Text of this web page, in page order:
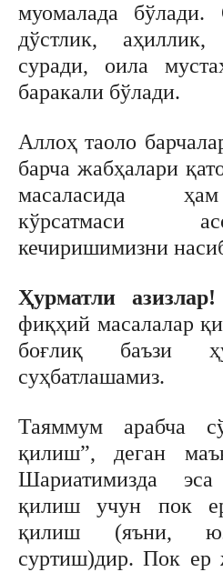
муомалада бўлади.
дўстлик,
суради, оила
баракали бўлади.
Аллоҳ таоло
барча жабҳалари
масаласида
кўрсатмаси
кечиришимизни
Ҳурматли азизлар!
фиқҳий масалалар
боғлиқ баъзи
суҳбатлашамиз.
Таяммум арабча
қилиш”, деган
Шариатимизда
қилиш учун пок
қилиш (яъни,
суртиш)дир. Пок ер